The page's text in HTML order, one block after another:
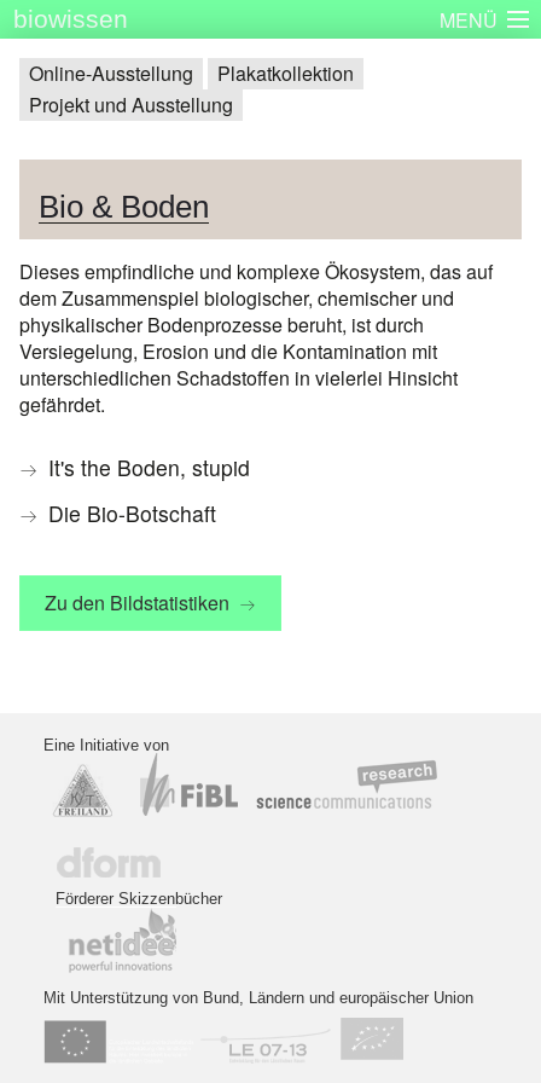
biowissen MENÜ
Startseite Skizzenbücher Plakatserie
Über biowissen Aktuell Partner
Online-Ausstellung
Plakatkollektion
Projekt und Ausstellung
Bio & Boden
Dieses empfindliche und komplexe Ökosystem, das auf
dem Zusammenspiel biologischer, chemischer und
physikalischer Bodenprozesse beruht, ist durch
Versiegelung, Erosion und die Kontamination mit
unterschiedlichen Schadstoffen in vielerlei Hinsicht
gefährdet.
It's the Boden, stupid
Die Bio-Botschaft
Zu den Bildstatistiken
Eine Initiative von
Förderer Skizzenbücher
Mit Unterstützung von Bund, Ländern und europäischer Union